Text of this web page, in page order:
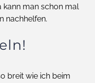
kann man schon mal
nachhelfen.
breit wie ich beim